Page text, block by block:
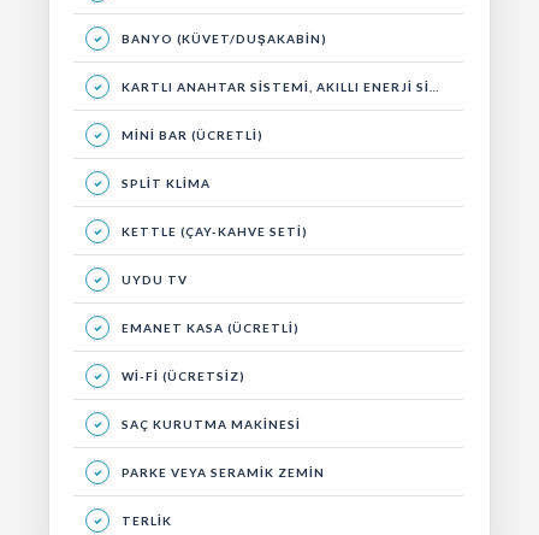
BANYO (KÜVET/DUŞAKABIN)
KARTLI ANAHTAR SISTEMI, AKILLI ENERJI SISTEMI
MINI BAR (ÜCRETLI)
SPLIT KLIMA
KETTLE (ÇAY-KAHVE SETI)
UYDU TV
EMANET KASA (ÜCRETLI)
WI-FI (ÜCRETSIZ)
SAÇ KURUTMA MAKINESI
PARKE VEYA SERAMIK ZEMIN
TERLIK